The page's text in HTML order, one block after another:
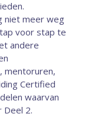
niet meer weg
voor stap te
andere
mentoruren,
Certified
waarvan
2.